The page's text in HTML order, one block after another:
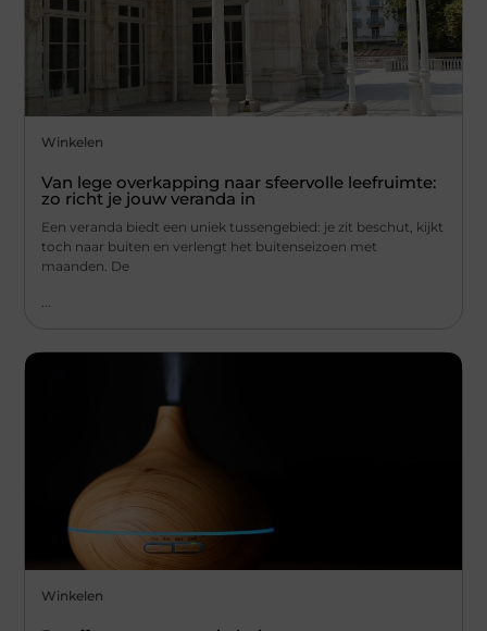
Winkelen
Van lege overkapping naar sfeervolle leefruimte:
zo richt je jouw veranda in
Een veranda biedt een uniek tussengebied: je zit beschut, kijkt
toch naar buiten en verlengt het buitenseizoen met
maanden. De
Winkelen